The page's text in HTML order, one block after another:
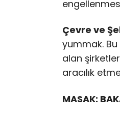
Çevre ve
yummak.
alan
aracılık
MASAK: